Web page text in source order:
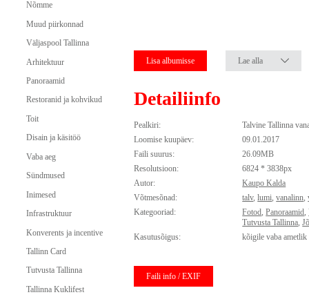
Nõmme
Muud piirkonnad
Väljaspool Tallinna
Arhitektuur
Panoraamid
Restoranid ja kohvikud
Toit
Disain ja käsitöö
Vaba aeg
Sündmused
Inimesed
Infrastruktuur
Konverents ja incentive
Tallinn Card
Tutvusta Tallinna
Tallinna Kuklifest
Lisa albumisse Lae alla
Detailiinfo
Pealkiri:
Talvine Tallinna
Loomise kuupäev:
09.01.2017
Faili suurus:
26.09MB
Resolutsioon:
6824 * 3838px
Autor:
Kaupo Kalda
Võtmesõnad:
talv,lumi,vanalinn,
Kategooriad:
Fotod,Panoraamid,
Tutvusta Tallinna,
Kasutusõigus:
kõigile vaba
Faili info / EXIF